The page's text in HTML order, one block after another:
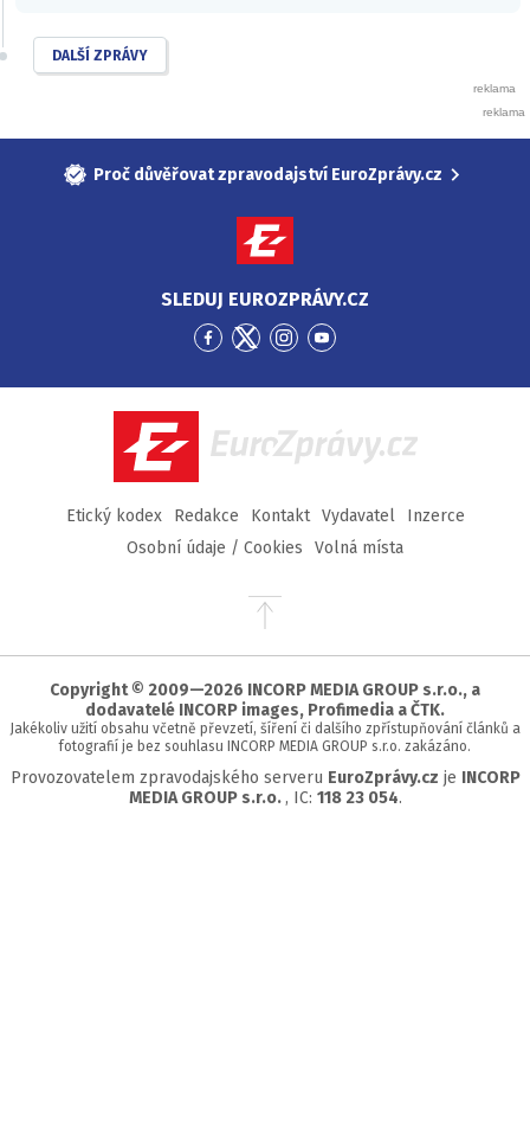
DALŠÍ ZPRÁVY
Proč důvěřovat zpravodajství EuroZprávy.cz
SLEDUJ EUROZPRÁVY.CZ
Přejít
Facebook
Přejít
Twitter
Přejít
Instagram
Přejít
YouTube
EuroZprávy.cz
Etický kodex Redakce Kontakt Vydavatel
Inzerce
Osobní údaje / Cookies
Volná místa
Přejít
stránky
Copyright © 2009—2026 INCORP MEDIA GROUP s.r.o., a
dodavatelé INCORP images, Profimedia a ČTK.
Jakékoliv užití obsahu včetně převzetí, šíření či dalšího zpřístupňování článků a
fotografií je bez souhlasu INCORP MEDIA GROUP s.r.o. zakázáno.
Provozovatelem zpravodajského serveru EuroZprávy.cz je INCORP
MEDIA GROUP s.r.o. , IC: 118 23 054.